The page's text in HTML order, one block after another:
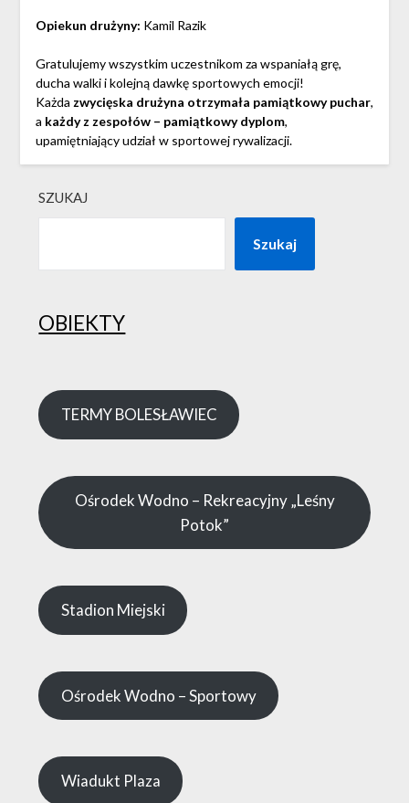
Opiekun drużyny: Kamil Razik
Gratulujemy wszystkim uczestnikom za wspaniałą grę,
ducha walki i kolejną dawkę sportowych emocji!
Każda zwycięska drużyna otrzymała pamiątkowy puchar,
a każdy z zespołów – pamiątkowy dyplom,
upamiętniający udział w sportowej rywalizacji.
SZUKAJ
Szukaj
OBIEKTY
TERMY BOLESŁAWIEC
Ośrodek Wodno – Rekreacyjny „Leśny
Potok”
Stadion Miejski
Ośrodek Wodno – Sportowy
Wiadukt Plaza